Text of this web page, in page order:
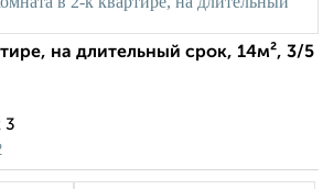
на длительный срок, 14м², 3/5
3